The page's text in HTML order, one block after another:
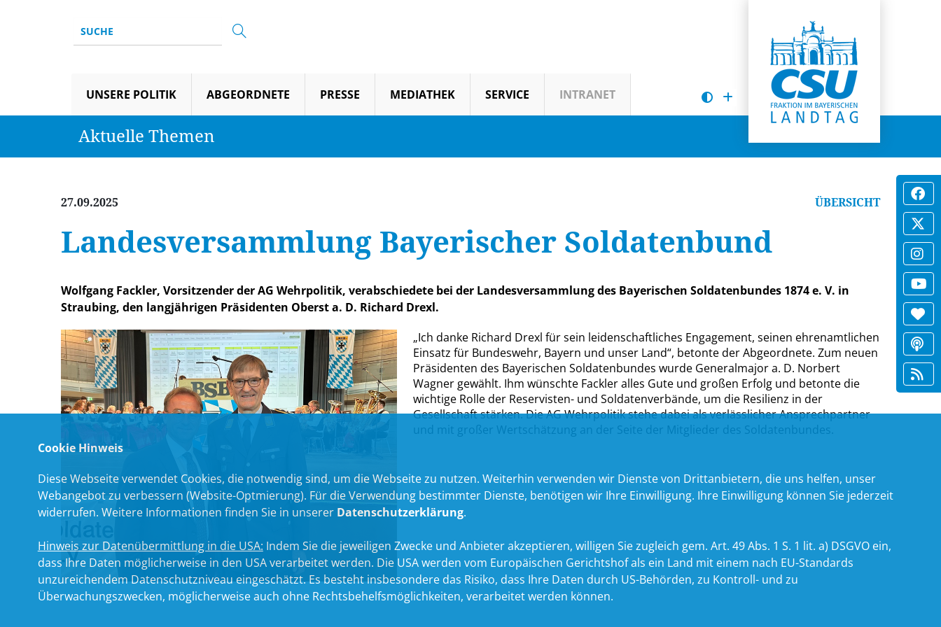
UNSERE POLITIK ABGEORDNETE PRESSE MEDIATHEK SERVICE INTRANET
Aktuelle Themen
27.09.2025 ÜBERSICHT
Landesversammlung Bayerischer Soldatenbund
Wolfgang Fackler, Vorsitzender der AG Wehrpolitik, verabschiedete bei der Landesversammlung des Bayerischen Soldatenbundes 1874 e. V. in
Straubing, den langjährigen Präsidenten Oberst a. D. Richard Drexl.
Ich danke Richard Drexl für sein leidenschaftliches Engagement, seinen ehrenamtlichen
Einsatz für Bundeswehr, Bayern und unser Land“, betonte der Abgeordnete. Zum neuen
Präsidenten des Bayerischen Soldatenbundes wurde Generalmajor a. D. Norbert
Wagner gewählt. Ihm wünschte Fackler alles Gute und großen Erfolg und betonte die
wichtige Rolle der Reservisten- und Soldatenverbände, um die Resilienz in der
Gesellschaft stärken. Die AG Wehrpolitik stehe dabei als verlässlicher Ansprechpartner
und mit großer Wertschätzung an der Seite der Mitglieder des Soldatenbundes.
Cookie Hinweis
Diese Webseite verwendet Cookies, die notwendig sind, um die Webseite zu nutzen. Weiterhin verwenden wir Dienste von Drittanbietern, die uns helfen, unser
Webangebot zu verbessern (Website-Optmierung). Für die Verwendung bestimmter Dienste, benötigen wir Ihre Einwilligung. Ihre Einwilligung können Sie jederzeit
widerrufen. Weitere Informationen finden Sie in unserer Datenschutzerklärung.
Hinweis zur Datenübermittlung in die USA: Indem Sie die jeweiligen Zwecke und Anbieter akzeptieren, willigen Sie zugleich gem. Art. 49 Abs. 1 S. 1 lit. a) DSGVO ein,
dass Ihre Daten möglicherweise in den USA verarbeitet werden. Die USA werden vom Europäischen Gerichtshof als ein Land mit einem nach EU-Standards
unzureichendem Datenschutzniveau eingeschätzt. Es besteht insbesondere das Risiko, dass Ihre Daten durch US-Behörden, zu Kontroll- und zu
Überwachungszwecken, möglicherweise auch ohne Rechtsbehelfsmöglichkeiten, verarbeitet werden können.